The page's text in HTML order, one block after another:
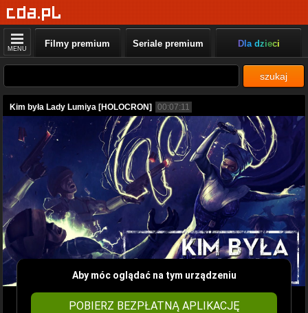
MENU Filmy premium Seriale premium Dla dzieci
szukaj
Kim była Lady Lumiya [HOLOCRON] 00:07:11
Aby móc oglądać na tym urządzeniu
POBIERZ BEZPŁATNĄ APLIKACJĘ